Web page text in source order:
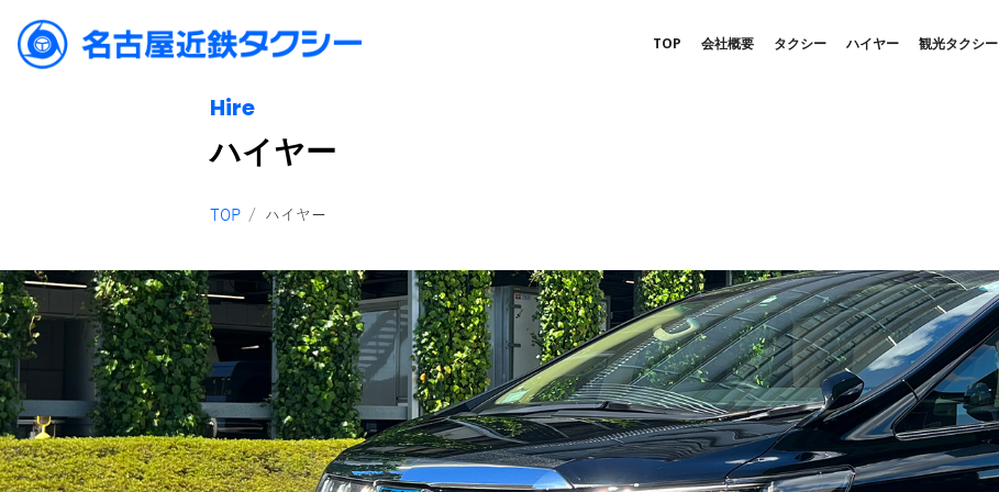
TOP 会社概要 タクシー ハイヤー 観光タクシー
Hire
ハイヤー
TOP ハイヤー